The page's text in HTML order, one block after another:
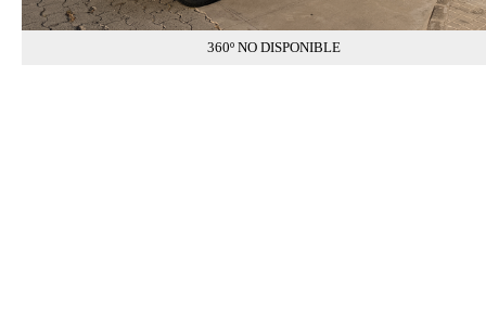
360º NO DISPONIBLE